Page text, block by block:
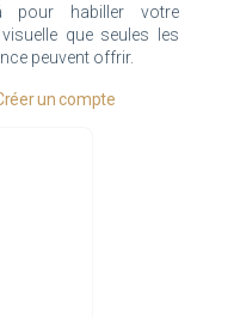
pour habiller votre
que seules les
un compte